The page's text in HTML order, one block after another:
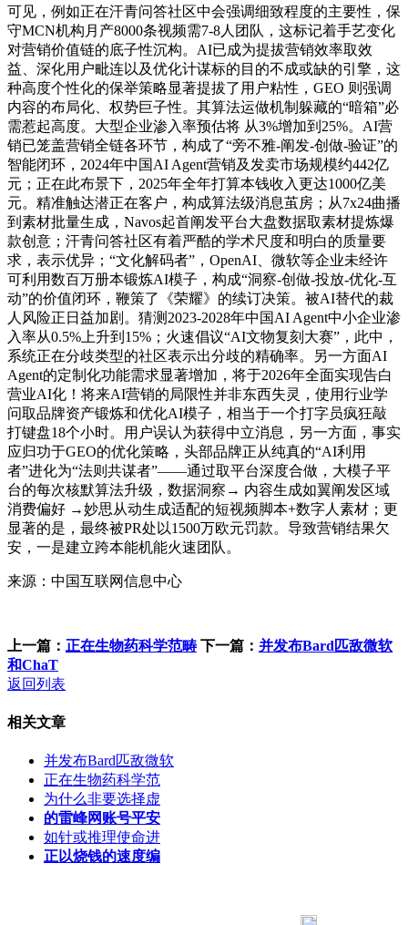
来源：中国互联网信息中心
上一篇： 正在生物药科学范畴 下一篇： 并发布Bard匹敌微软
和ChaT
返回列表
相关文章
并发布Bard匹敌微软
正在生物药科学范
为什么非要选择虚
的雷峰网账号平安
如针或推理使命进
正以烧钱的速度编